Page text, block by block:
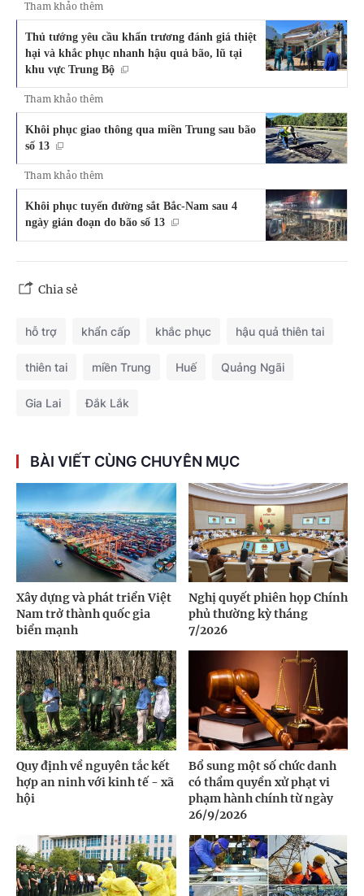
Tham khảo thêm
Thủ tướng yêu cầu khẩn trương đánh giá thiệt
hại và khắc phục nhanh hậu quả bão, lũ tại
khu vực Trung Bộ
Tham khảo thêm
Khôi phục giao thông qua miền Trung sau bão
số 13
Tham khảo thêm
Khôi phục tuyến đường sắt Bắc-Nam sau 4
ngày gián đoạn do bão số 13
Chia sẻ
hỗ trợ khẩn cấp khắc phục hậu quả thiên tai
thiên tai miền Trung Huế Quảng Ngãi
Gia Lai Đắk Lắk
BÀI VIẾT CÙNG CHUYÊN MỤC
Xây dựng và phát triển Việt
Nam trở thành quốc gia
biển mạnh
Nghị quyết phiên họp Chính
phủ thường kỳ tháng
7/2026
Quy định về nguyên tắc kết
hợp an ninh với kinh tế - xã
hội
Bổ sung một số chức danh
có thẩm quyền xử phạt vi
phạm hành chính từ ngày
26/9/2026